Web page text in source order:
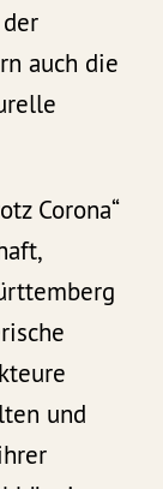
auch die
Corona“
und